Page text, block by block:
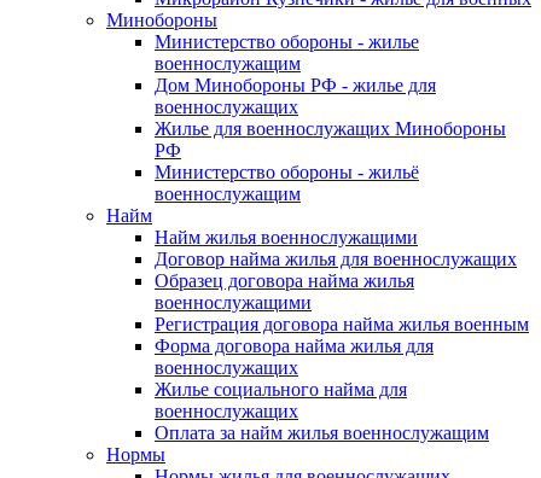
Минобороны
Министерство обороны - жилье
военнослужащим
Дом Минобороны РФ - жилье для
военнослужащих
Жилье для военнослужащих Минобороны
РФ
Министерство обороны - жильё
военнослужащим
Найм
Найм жилья военнослужащими
Договор найма жилья для военнослужащих
Образец договора найма жилья
военнослужащими
Регистрация договора найма жилья военным
Форма договора найма жилья для
военнослужащих
Жилье социального найма для
военнослужащих
Оплата за найм жилья военнослужащим
Нормы